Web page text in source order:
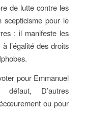
de lutte contre les
scepticisme pour le
: il manifeste les
l’égalité des droits
pour Emmanuel
D’autres
ou pour